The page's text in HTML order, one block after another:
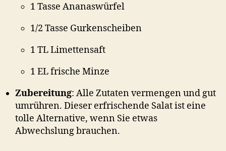
1 Tasse Ananaswürfel
1/2 Tasse Gurkenscheiben
1 TL Limettensaft
1 EL frische Minze
Zubereitung: Alle Zutaten vermengen und gut
umrühren. Dieser erfrischende Salat ist eine
tolle Alternative, wenn Sie etwas
Abwechslung brauchen.